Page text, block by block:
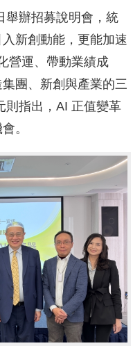
舉辦招募說明會，統
新創動能，更能加速
營運、帶動業績成
團、新創與產業的三
則指出，AI 正值變革
。